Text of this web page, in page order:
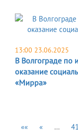
13:00 23.06.2025
В Волгограде по
оказание
«Мирра»
«« « … 41